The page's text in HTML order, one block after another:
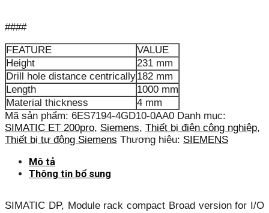
####
FEATURE
VALUE
Height
231 mm
Drill hole distance centrically182 mm
Length
1000 mm
Material thickness
4 mm
Mã sản phẩm: 6ES7194-4GD10-0AA0 Danh mục:
SIMATIC ET 200pro, Siemens, Thiết bị điện công nghiệp,
Thiết bị tự động Siemens Thương hiệu: SIEMENS
Mô tả
Thông tin bổ sung
SIMATIC DP, Module rack compact Broad version for I/O